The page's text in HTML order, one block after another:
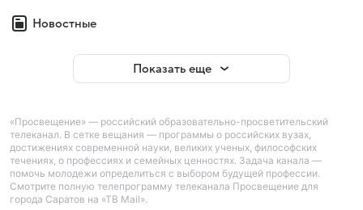
Новостные
Показать еще
«Просвещение» — российский образовательно-просветительский
телеканал. В сетке вещания — программы о российских вузах,
достижениях современной науки, великих ученых, философских
течениях, о профессиях и семейных ценностях. Задача канала —
помочь молодежи определиться с выбором будущей профессии.
Смотрите полную телепрограмму телеканала Просвещение для
города Саратов на «ТВ Mail».